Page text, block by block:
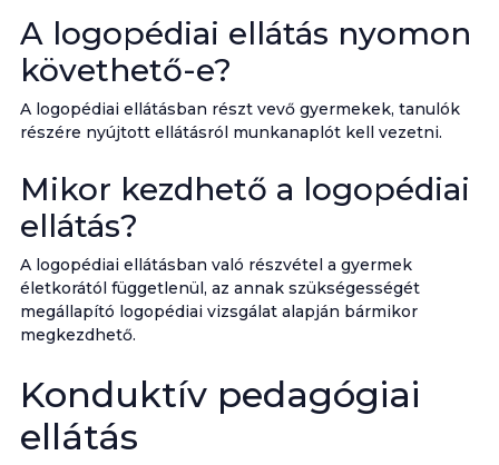
A logopédiai ellátás nyomon
követhető-e?
A logopédiai ellátásban részt vevő gyermekek, tanulók
részére nyújtott ellátásról munkanaplót kell vezetni.
Mikor kezdhető a logopédiai
ellátás?
A logopédiai ellátásban való részvétel a gyermek
életkorától függetlenül, az annak szükségességét
megállapító logopédiai vizsgálat alapján bármikor
megkezdhető.
Konduktív pedagógiai
ellátás